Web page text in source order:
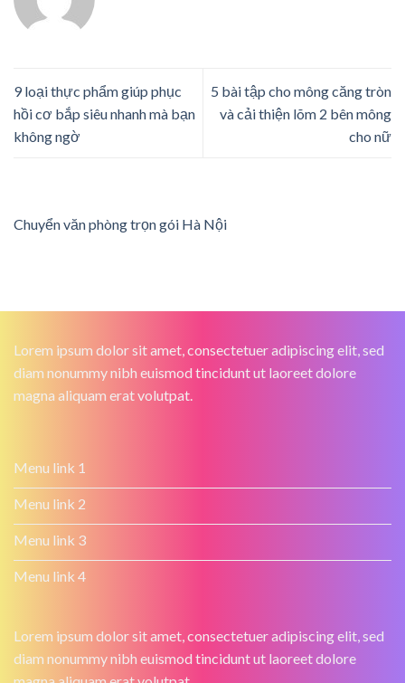
9 loại thực phẩm giúp phục
hồi cơ bắp siêu nhanh mà bạn
không ngờ
5 bài tập cho mông căng tròn
và cải thiện lõm 2 bên mông
cho nữ
Chuyển văn phòng trọn gói Hà Nội
Lorem ipsum dolor sit amet, consectetuer adipiscing elit, sed
diam nonummy nibh euismod tincidunt ut laoreet dolore
magna aliquam erat volutpat.
Menu link 1
Menu link 2
Menu link 3
Menu link 4
Lorem ipsum dolor sit amet, consectetuer adipiscing elit, sed
diam nonummy nibh euismod tincidunt ut laoreet dolore